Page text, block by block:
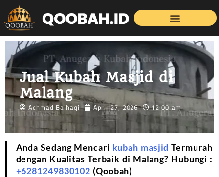
Jual Kubah Masjid di
Malang
Achmad Baihaqi April 27, 2026 12:00 am
Anda Sedang Mencari kubah masjid Termurah
dengan Kualitas Terbaik di Malang? Hubungi :
+6281249830102 (Qoobah)